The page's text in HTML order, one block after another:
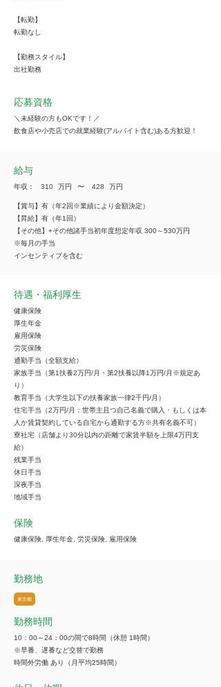
【転勤】
転勤なし
【勤務スタイル】
出社勤務
応募資格
＼未経験の方もOKです！／
飲食店や小売店での就業経験(アルバイト含む)ある方歓迎！
給与
年収： 310 万円 ​〜 428 万円
【賞与】有（年2回※業績により金額決定）
【昇給】有（年1回）
【その他】+その他諸手当初年度想定年収 300～530万円
※毎月の手当
インセンティブを含む
待遇・福利厚生
健康保険
厚生年金
雇用保険
労災保険
通勤手当（全額支給）
家族手当（第1扶養2万円/月・第2扶養以降1万円/月※規定あ
り）
教育手当（大学生以下の扶養家族一律2千円/月）
住宅手当（2万円/月：世帯主且つ自己名義で購入・もしくは本
人か賃貸契約している自宅から通勤する方※共有名義不可）
寮社宅（店舗より30分以内の距離で家賃半額を上限4万円支
給）
残業手当
休日手当
深夜手当
地域手当
保険
健康保険, 厚生年金, 労災保険, 雇用保険
勤務地
東京都
勤務時間
10：00～24：00の間で8時間（休憩 1時間）
※早番、遅番など交替で勤務
時間外労働 あり（月平均25時間）